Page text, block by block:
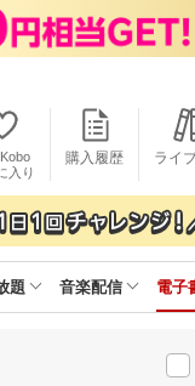
入り
購入履歴 ライ
題 音楽配信 電子